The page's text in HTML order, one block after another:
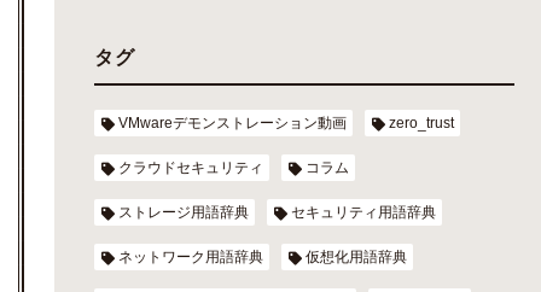
タグ
VMwareデモンストレーション動画 zero_trust
クラウドセキュリティ コラム
ストレージ用語辞典 セキュリティ用語辞典
ネットワーク用語辞典 仮想化用語辞典